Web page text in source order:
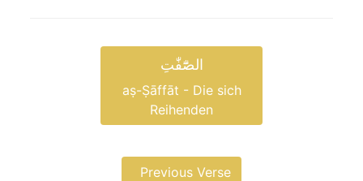
الصّٰٓفّٰتِ
aṣ-Ṣāffāt - Die sich
Reihenden
Previous Verse